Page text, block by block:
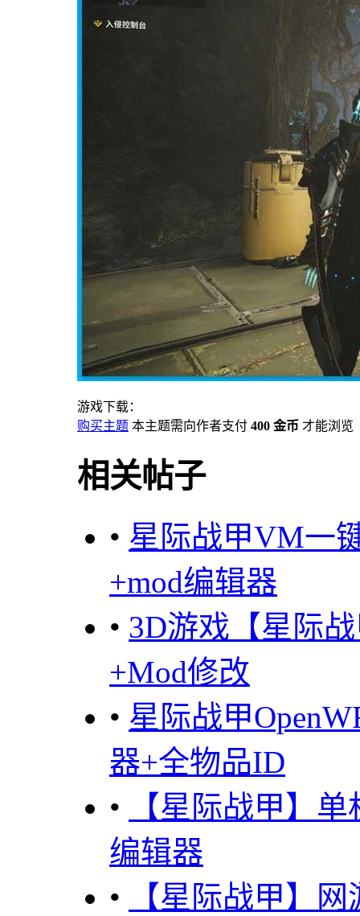
游戏下载：
购买主题 本主题需向作者支付 400 金币 才能浏览
相关帖子
• 星际战甲VM一
+mod编辑器
• 3D游戏【星际
+Mod修改
• 星际战甲
器+全物品ID
•
【星际战甲】
编辑器
•
【星际战甲】